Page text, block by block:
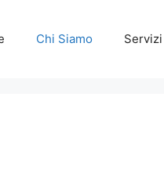
Chi Siamo Servizi